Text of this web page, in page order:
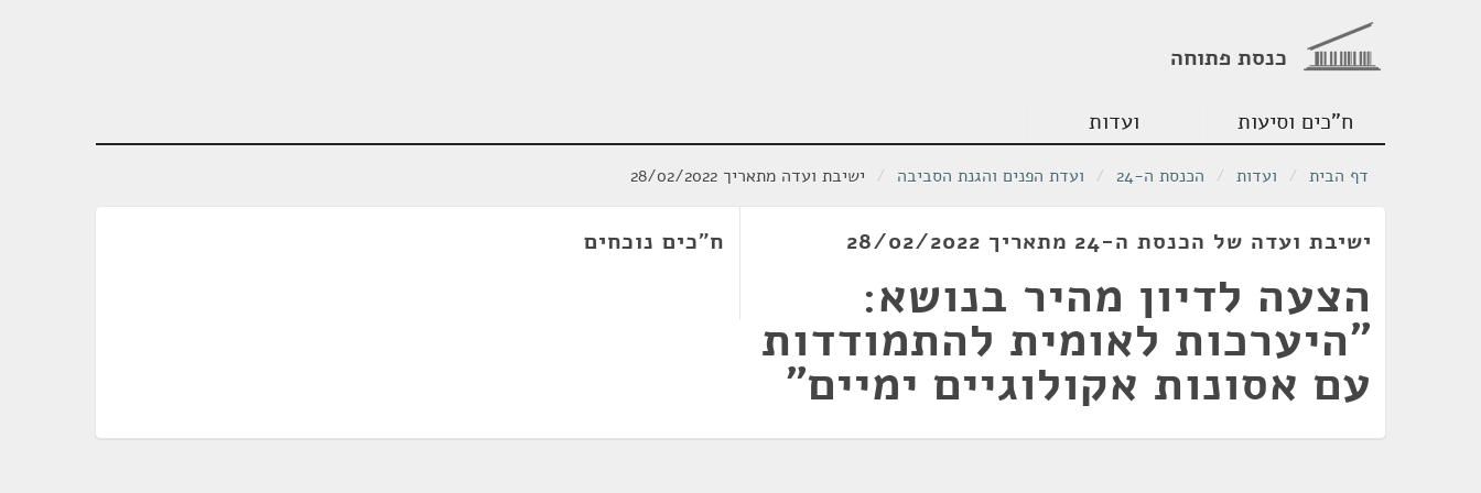
כנסת פתוחה
ח"כים וסיעות ועדות
דף הבית / ועדות / הכנסת ה-24 / ועדת הפנים והגנת הסביבה / ישיבת ועדה מתאריך 28/02/2022
ישיבת ועדה של הכנסת ה-24 מתאריך 28/02/2022
הצעה לדיון מהיר בנושא:
"היערכות לאומית להתמודדות
עם אסונות אקולוגיים ימיים"
ח"כים נוכחים